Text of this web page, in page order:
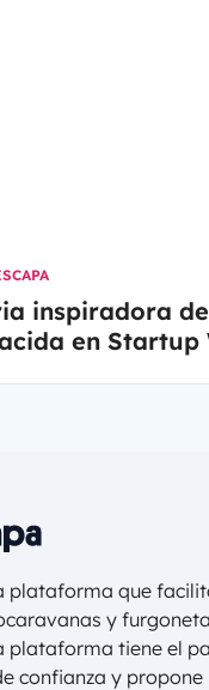
inspiradora
en Startup
plataforma que
y
plataforma tiene el
confianza y propone